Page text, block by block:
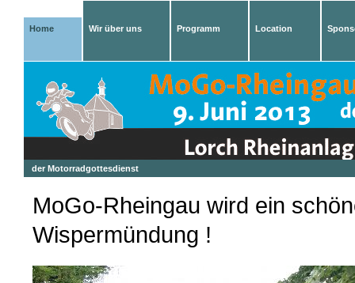
Home Wir über uns Programm Location
der Motorradgottesdienst
MoGo-Rheingau wird ein
Wispermündung